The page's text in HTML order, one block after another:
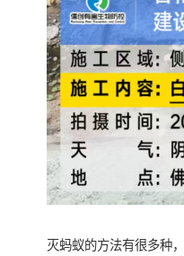
灭蚂蚁的方法有很多种